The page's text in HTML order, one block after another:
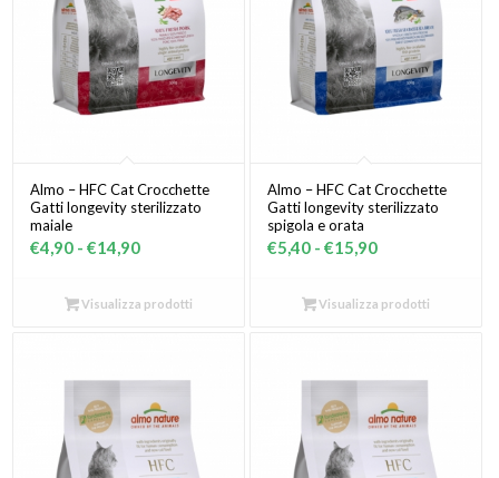
Almo – HFC Cat Crocchette
Gatti longevity sterilizzato
maiale
€4,90 - €14,90Fascia
prezzo:
a
€14,90
Visualizza prodotti
Almo – HFC Cat Crocchette
Gatti longevity sterilizzato
spigola e orata
€5,40 - €15,90Fascia
prezzo:
a
€15,90
Visualizza prodotti